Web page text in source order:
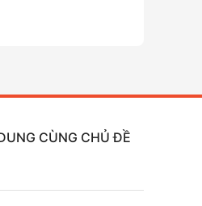
CÙNG CHỦ ĐỀ